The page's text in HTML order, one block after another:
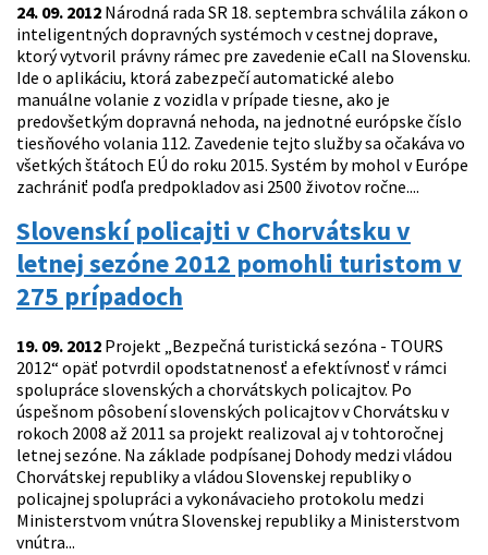
24. 09. 2012 Národná rada SR 18. septembra schválila zákon o
inteligentných dopravných systémoch v cestnej doprave,
ktorý vytvoril právny rámec pre zavedenie eCall na Slovensku.
Ide o aplikáciu, ktorá zabezpečí automatické alebo
manuálne volanie z vozidla v prípade tiesne, ako je
predovšetkým dopravná nehoda, na jednotné európske číslo
tiesňového volania 112. Zavedenie tejto služby sa očakáva vo
všetkých štátoch EÚ do roku 2015. Systém by mohol v Európe
zachrániť podľa predpokladov asi 2500 životov ročne....
Slovenskí policajti v Chorvátsku v
letnej sezóne 2012 pomohli turistom v
275 prípadoch
19. 09. 2012 Projekt „Bezpečná turistická sezóna - TOURS
2012“ opäť potvrdil opodstatnenosť a efektívnosť v rámci
spolupráce slovenských a chorvátskych policajtov. Po
úspešnom pôsobení slovenských policajtov v Chorvátsku v
rokoch 2008 až 2011 sa projekt realizoval aj v tohtoročnej
letnej sezóne. Na základe podpísanej Dohody medzi vládou
Chorvátskej republiky a vládou Slovenskej republiky o
policajnej spolupráci a vykonávacieho protokolu medzi
Ministerstvom vnútra Slovenskej republiky a Ministerstvom
vnútra...